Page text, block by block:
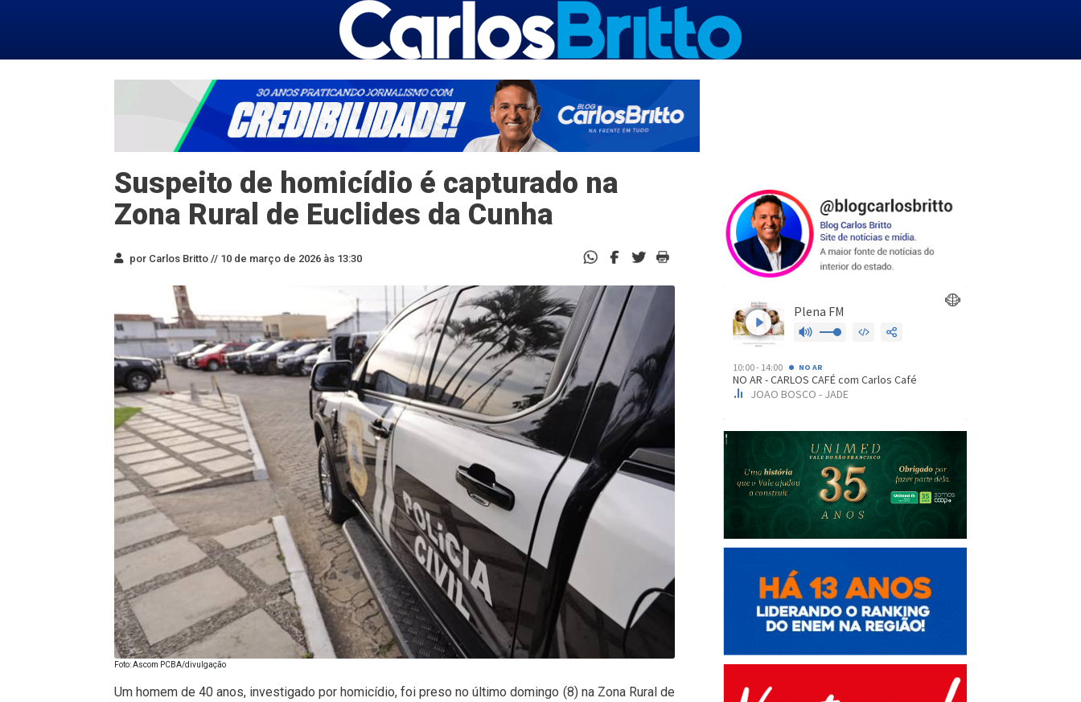
Suspeito de homicídio é capturado na
Zona Rural de Euclides da Cunha
por Carlos Britto // 10 de março de 2026 às 13:30
Foto: Ascom PCBA/divulgação
Um homem de 40 anos, investigado por homicídio, foi preso no último domingo (8) na Zona Rural de